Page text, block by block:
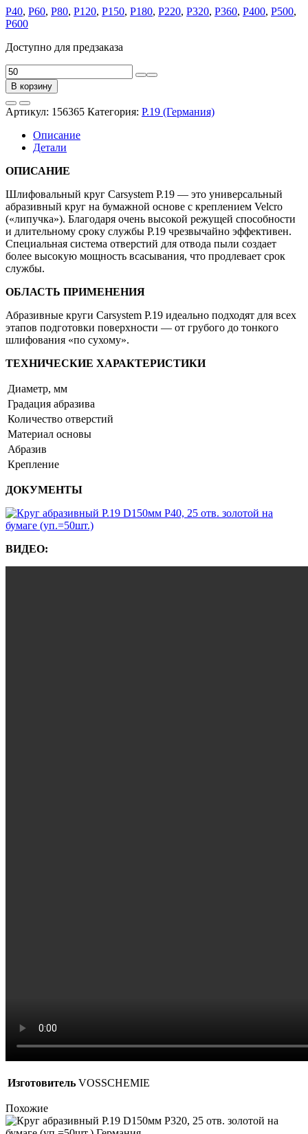
Р40, Р60, Р80, Р120, Р150, Р180, Р220, Р320, Р360, Р400, Р500,
Р600
Доступно для предзаказа
Количество
товара
Круг
абразивный
P.19
D150мм
P240,
отв.
на
бумаге
(уп.=50шт.)
Германия
В корзину
Артикул: 156365 Категория: P.19 (Германия)
Описание
Детали
ОПИСАНИЕ
Шлифовальный круг Carsystem P.19 — это универсальный
абразивный круг на бумажной основе с креплением Velcro
(«липучка»). Благодаря очень высокой режущей способности
и длительному сроку службы P.19 чрезвычайно эффективен.
Специальная система отверстий для отвода пыли создает
более высокую мощность всасывания, что продлевает срок
службы.
ОБЛАСТЬ ПРИМЕНЕНИЯ
Абразивные круги Carsystem P.19 идеально подходят для всех
этапов подготовки поверхности — от грубого до тонкого
шлифования «по сухому».
ТЕХНИЧЕСКИЕ ХАРАКТЕРИСТИКИ
Диаметр, мм
Градация абразива
Количество отверстий
Материал основы
Абразив
Крепление
ДОКУМЕНТЫ
ВИДЕО:
Изготовитель VOSSCHEMIE
Похожие